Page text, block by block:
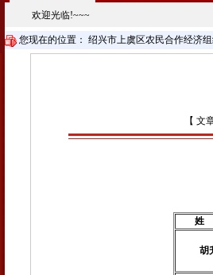
欢迎光临!~~~
您现在的位置： 绍兴市上虞区农民合作经济
【
姓
胡